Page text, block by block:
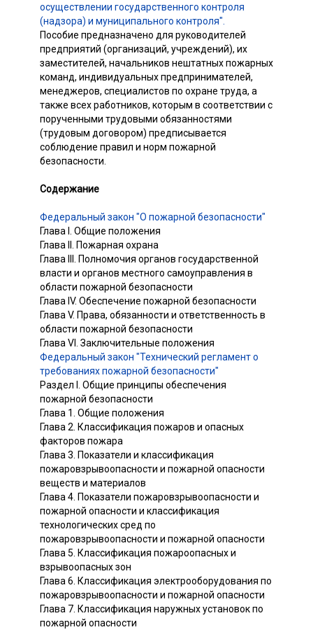
осуществлении государственного контроля
(надзора) и муниципального контроля".
Пособие предназначено для руководителей
предприятий (организаций, учреждений), их
заместителей, начальников нештатных пожарных
команд, индивидуальных предпринимателей,
менеджеров, специалистов по охране труда, а
также всех работников, которым в соответствии с
порученными трудовыми обязанностями
(трудовым договором) предписывается
соблюдение правил и норм пожарной
безопасности.
Содержание
Федеральный закон "О пожарной безопасности"
Глава I. Общие положения
Глава II. Пожарная охрана
Глава III. Полномочия органов государственной
власти и органов местного самоуправления в
области пожарной безопасности
Глава IV. Обеспечение пожарной безопасности
Глава V. Права, обязанности и ответственность в
области пожарной безопасности
Глава VI. Заключительные положения
Федеральный закон "Технический регламент о
требованиях пожарной безопасности"
Раздел I. Общие принципы обеспечения
пожарной безопасности
Глава 1. Общие положения
Глава 2. Классификация пожаров и опасных
факторов пожара
Глава 3. Показатели и классификация
пожаровзрывоопасности и пожарной опасности
веществ и материалов
Глава 4. Показатели пожаровзрывоопасности и
пожарной опасности и классификация
технологических сред по
пожаровзрывоопасности и пожарной опасности
Глава 5. Классификация пожароопасных и
взрывоопасных зон
Глава 6. Классификация электрооборудования по
пожаровзрывоопасности и пожарной опасности
Глава 7. Классификация наружных установок по
пожарной опасности